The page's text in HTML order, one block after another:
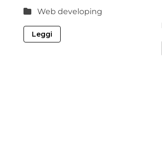
Web developing
Leggi